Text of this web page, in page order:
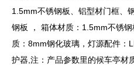
1.5mm不锈钢板、铝型材门框、
钢板 ， 箱体材质：1.5mm不锈
质：8mm钢化玻璃，灯源配件：
护器,注：产品参数里的候车亭材